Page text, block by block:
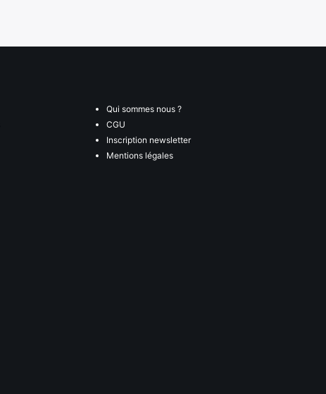
Qui sommes nous ?
CGU
Inscription newsletter
Mentions légales